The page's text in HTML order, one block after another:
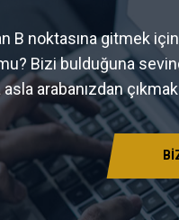
B noktasına gitmek
Bizi bulduğuna
asla arabanızdan